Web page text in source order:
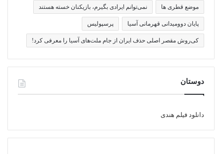
موضع قطری ها نمی‌توانم ایرادی بگیرم، بازیکنان خسته هستند
پایان دوومیدانی قهرمانی آسیا پرسپولیس
کی‌روش مقصر اصلی حذف ایران از جام ملت‌های آسیا را معرفی کرد!
دوستان
دانلود فیلم هندی